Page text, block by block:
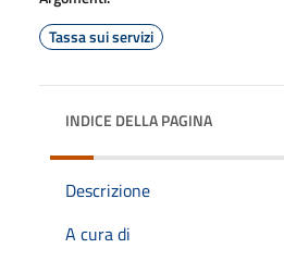
Tassa sui servizi
INDICE DELLA PAGINA
Descrizione
A cura di